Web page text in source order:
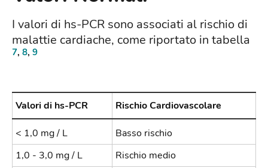
I valori di hs-PCR sono associati al rischio di
malattie cardiache, come riportato in tabella
7, 8, 9
Valori di hs-PCR Rischio Cardiovascolare
< 1,0 mg / L
Basso rischio
1,0 - 3,0 mg / L
Rischio medio